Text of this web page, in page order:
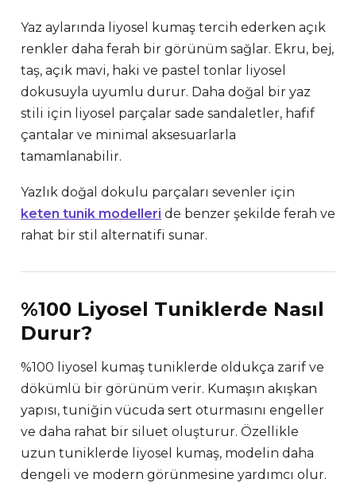
Yaz aylarında liyosel kumaş tercih ederken açık
renkler daha ferah bir görünüm sağlar. Ekru, bej,
taş, açık mavi, haki ve pastel tonlar liyosel
dokusuyla uyumlu durur. Daha doğal bir yaz
stili için liyosel parçalar sade sandaletler, hafif
çantalar ve minimal aksesuarlarla
tamamlanabilir.
Yazlık doğal dokulu parçaları sevenler için
keten tunik modelleri de benzer şekilde ferah ve
rahat bir stil alternatifi sunar.
%100 Liyosel Tuniklerde Nasıl
Durur?
%100 liyosel kumaş tuniklerde oldukça zarif ve
dökümlü bir görünüm verir. Kumaşın akışkan
yapısı, tuniğin vücuda sert oturmasını engeller
ve daha rahat bir siluet oluşturur. Özellikle
uzun tuniklerde liyosel kumaş, modelin daha
dengeli ve modern görünmesine yardımcı olur.